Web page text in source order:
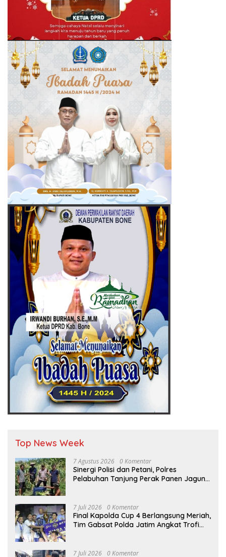
Top News Week
7 Agustus 2026 0 Komentar
Sinergi Polisi dan Petani, Polres
Pelabuhan Tanjung Perak Panen Jagung
7 Juli 2026 0 Komentar
Final Kapolda Cup 4 Berlangsung Meriah,
Tim Gabsat Polda Jatim Angkat Trofi
7 Juli 2026 0 Komentar